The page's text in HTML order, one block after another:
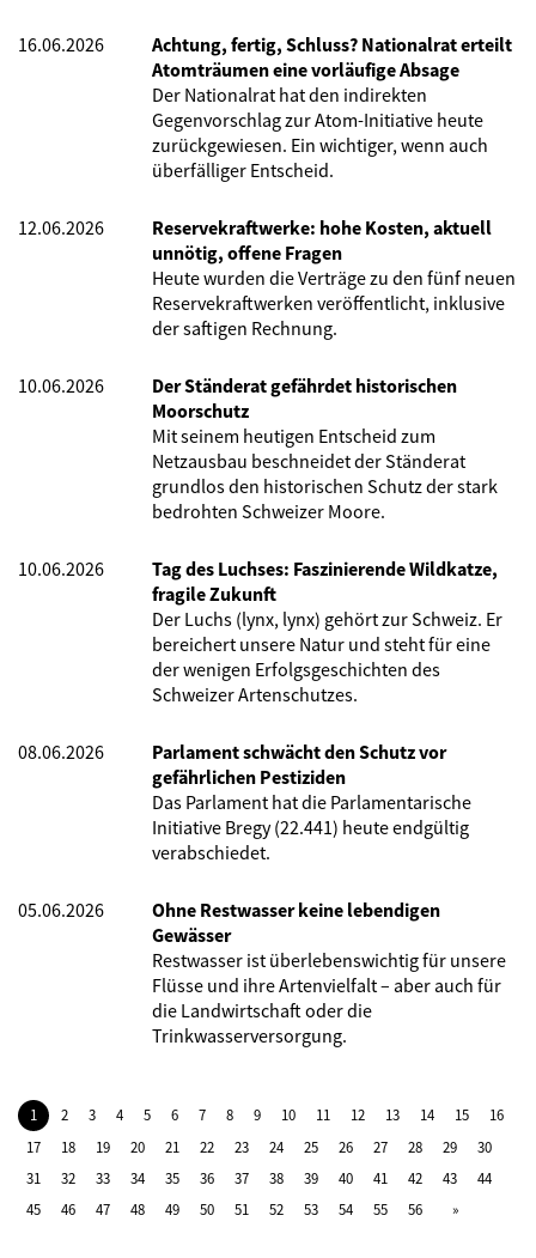
16.06.2026
Achtung, fertig, Schluss? Nationalrat erteilt
Atomträumen eine vorläufige Absage
Der Nationalrat hat den indirekten
Gegenvorschlag zur Atom-Initiative heute
zurückgewiesen. Ein wichtiger, wenn auch
überfälliger Entscheid.
12.06.2026
Reservekraftwerke: hohe Kosten, aktuell
unnötig, offene Fragen
Heute wurden die Verträge zu den fünf neuen
Reservekraftwerken veröffentlicht, inklusive
der saftigen Rechnung.
10.06.2026
Der Ständerat gefährdet historischen
Moorschutz
Mit seinem heutigen Entscheid zum
Netzausbau beschneidet der Ständerat
grundlos den historischen Schutz der stark
bedrohten Schweizer Moore.
10.06.2026
Tag des Luchses: Faszinierende Wildkatze,
fragile Zukunft
Der Luchs (lynx, lynx) gehört zur Schweiz. Er
bereichert unsere Natur und steht für eine
der wenigen Erfolgsgeschichten des
Schweizer Artenschutzes.
08.06.2026
Parlament schwächt den Schutz vor
gefährlichen Pestiziden
Das Parlament hat die Parlamentarische
Initiative Bregy (22.441) heute endgültig
verabschiedet.
05.06.2026
Ohne Restwasser keine lebendigen
Gewässer
Restwasser ist überlebenswichtig für unsere
Flüsse und ihre Artenvielfalt – aber auch für
die Landwirtschaft oder die
Trinkwasserversorgung.
1 2 3 4 5 6 7 8 9 10 11 12 13 14 15
16
17
18 19 20 21 22 23 24 25 26 27 28 29
30
31
32 33 34 35 36 37 38 39 40 41 42 43
44
45
46 47 48 49 50 51 52 53 54 55 56